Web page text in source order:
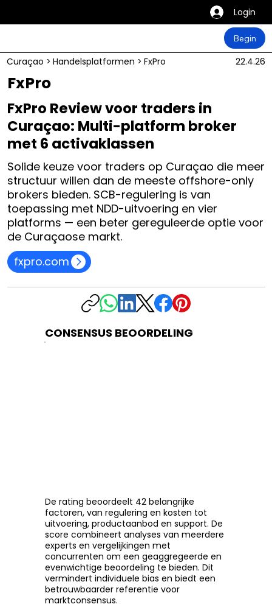
Login
Begin
Curaçao > Handelsplatformen > FxPro 22.4.26
FxPro
FxPro Review voor traders in
Curaçao: Multi-platform broker
met 6 activaklassen
Solide keuze voor traders op Curaçao die meer
structuur willen dan de meeste offshore-only
brokers bieden. SCB-regulering is van
toepassing met NDD-uitvoering en vier
platforms — een beter gereguleerde optie voor
de Curaçaose markt.
fxpro.com
CONSENSUS BEOORDELING
De rating beoordeelt 42 belangrijke
factoren, van regulering en kosten tot
uitvoering, productaanbod en support. De
score combineert analyses van meerdere
experts en vergelijkingen met
concurrenten om een geaggregeerde en
evenwichtige beoordeling te bieden. Dit
vermindert individuele bias en biedt een
betrouwbaarder referentie voor
marktconsensus.